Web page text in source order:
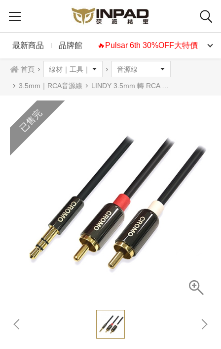
最新商品 品牌館 🔥Pulsar 6th 30%OFF大特價🔥
首頁
3.5mm｜RCA音源線 LINDY 3.5mm 轉 RCA (紅/白)立體音源線 公對公 1m 2m 3m 5m
已售完